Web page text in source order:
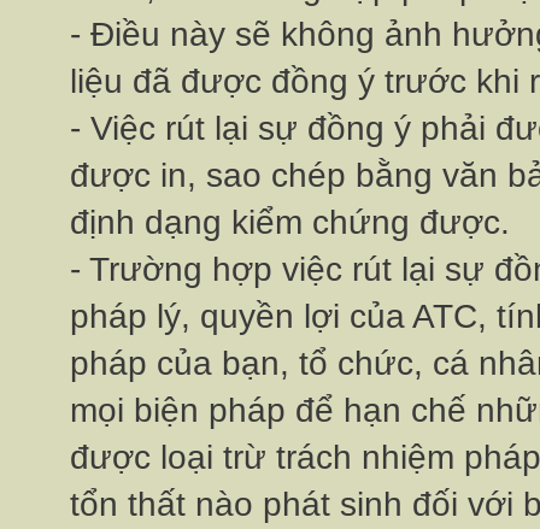
- Điều này sẽ không ảnh
liệu đã được đồng ý trước khi
- Việc rút lại sự đồng ý phải
được in, sao chép bằng văn
định dạng kiểm chứng được.
- Trường hợp việc rút lại sự
pháp lý, quyền lợi của ATC,
pháp của bạn, tổ chức, cá
mọi biện pháp để hạn chế
được loại trừ trách nhiệm
tổn thất nào phát sinh đối với